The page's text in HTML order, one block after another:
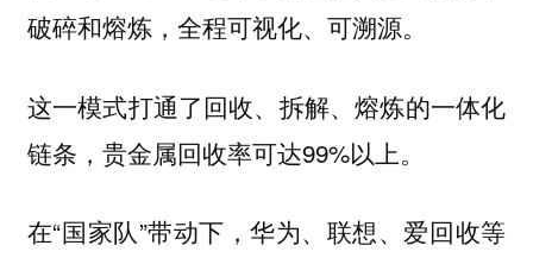
破碎和熔炼，全程可视化、可溯源。
这一模式打通了回收、拆解、熔炼的一体化
链条，贵金属回收率可达99%以上。
在“国家队”带动下，华为、联想、爱回收等